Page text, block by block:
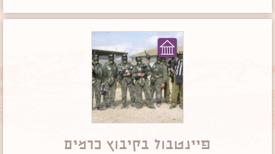
פיינטבול בקיבוץ כרמים